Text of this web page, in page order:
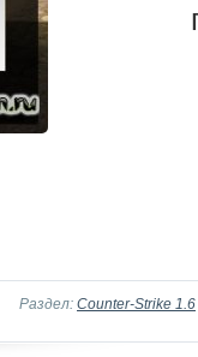
Раздел: Counter-Strike 1.6